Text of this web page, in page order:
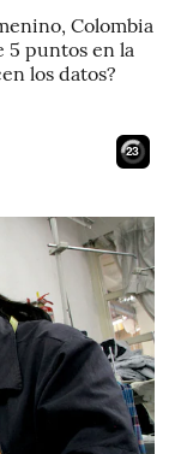
Colombia
5 puntos en la
los datos?
22